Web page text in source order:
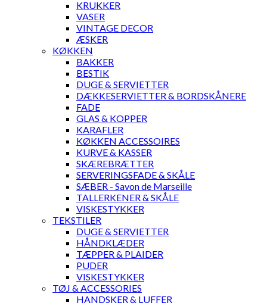
KRUKKER
VASER
VINTAGE DECOR
ÆSKER
KØKKEN
BAKKER
BESTIK
DUGE & SERVIETTER
DÆKKESERVIETTER & BORDSKÅNERE
FADE
GLAS & KOPPER
KARAFLER
KØKKEN ACCESSOIRES
KURVE & KASSER
SKÆREBRÆTTER
SERVERINGSFADE & SKÅLE
SÆBER - Savon de Marseille
TALLERKENER & SKÅLE
VISKESTYKKER
TEKSTILER
DUGE & SERVIETTER
HÅNDKLÆDER
TÆPPER & PLAIDER
PUDER
VISKESTYKKER
TØJ & ACCESSORIES
HANDSKER & LUFFER